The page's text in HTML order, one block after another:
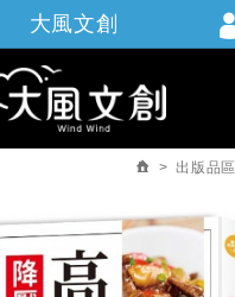
出版品區
大風文創
會員登入
會員註冊
追蹤清單
繁體中文